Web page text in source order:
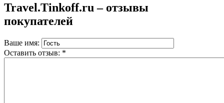
Travel.Tinkoff.ru – отзывы
покупателей
Ваше имя:
Оставить отзыв: *